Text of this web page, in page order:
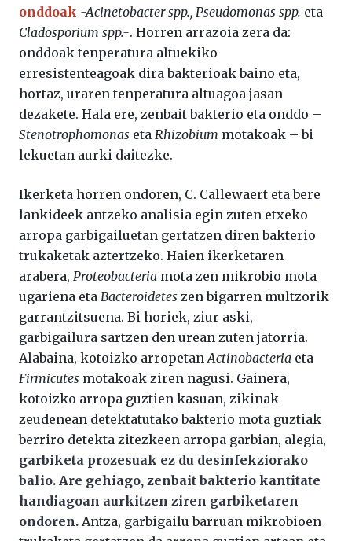
onddoak -Acinetobacter spp., Pseudomonas spp. eta
Cladosporium spp.-. Horren arrazoia zera da:
onddoak tenperatura altuekiko
erresistenteagoak dira bakterioak baino eta,
hortaz, uraren tenperatura altuagoa jasan
dezakete. Hala ere, zenbait bakterio eta onddo –
Stenotrophomonas eta Rhizobium motakoak – bi
lekuetan aurki daitezke.
Ikerketa horren ondoren, C. Callewaert eta bere
lankideek antzeko analisia egin zuten etxeko
arropa garbigailuetan gertatzen diren bakterio
trukaketak aztertzeko. Haien ikerketaren
arabera, Proteobacteria mota zen mikrobio mota
ugariena eta Bacteroidetes zen bigarren multzorik
garrantzitsuena. Bi horiek, ziur aski,
garbigailura sartzen den urean zuten jatorria.
Alabaina, kotoizko arropetan Actinobacteria eta
Firmicutes motakoak ziren nagusi. Gainera,
kotoizko arropa guztien kasuan, zikinak
zeudenean detektatutako bakterio mota guztiak
berriro detekta zitezkeen arropa garbian, alegia,
garbiketa prozesuak ez du desinfekziorako
balio. Are gehiago, zenbait bakterio kantitate
handiagoan aurkitzen ziren garbiketaren
ondoren. Antza, garbigailu barruan mikrobioen